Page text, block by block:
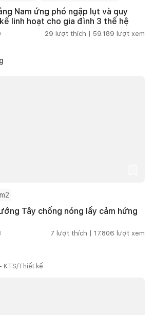
Nam ứng phó ngập lụt và quy
linh hoạt cho gia đình 3 thế hệ
29 lượt thích | 59.189 lượt xem
Tây chống nóng lấy cảm hứng
7 lượt thích | 17.806 lượt xem
KTS/Thiết kế